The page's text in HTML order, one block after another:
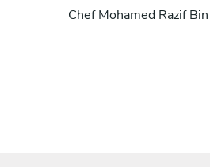
Chef Mohamed Razif